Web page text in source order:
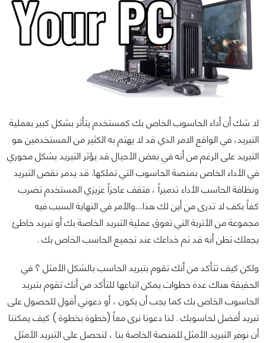
لا شك أن أداء الحاسوب الخاص بك كمستخدم يتأثر بشكل كبير بعملية
التبريد، في الواقع الامر الذي قد لا يهتم به الكثير من المستخدمين هو
التبريد على الرغم من أنه في بعض الأحيال قد يؤثر التبريد بشكل محوري
في الأداء الخاص بمنصة الحاسوب التي تملكها. قد يدمر نقص التبريد
ونظافة الحاسب الأداء تدميراً ، فتقف عاجزاً عزيزي المستخدم تضرب
كفاً بكف لا تدرى من أين لك هذا....والأمر في النهاية السبب فيه
مجموعة من الأتربة التي تعوق عملية التبريد الخاصة بك أو تبريد خاطئ
يجعلك تظن أنه قد تم خداعك عند تجميع الحاسب الخاص بك .
ولكن كيف تتأكد من أنك تقوم بتبريد الحاسب بالشكل الأمثل ؟ في
الحقيقة هناك عدة خطوات يمكن اتباعها للتأكد من أنك تقوم بتبريد
الحاسوب الخاص بك كما يجب أن يكون ، أو دعوني أقول للحصول على
تبريد أفضل لحاسوبك . لذا دعونا نرى معاً (خطوة بخطوة ) كيف يمكننا
أن نوفر التبريد الأمثل للمنصة الخاصة بنا ، لنحصل على التبريد الأمثل